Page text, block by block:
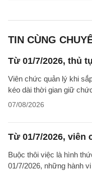
TIN CÙNG
Từ 01/7/2026, thủ
Viên chức quản lý khi
kéo dài thời gian giữ
07/08/2026
Từ 01/7/2026,
Buộc thôi việc là hình
01/7/2026, những hành